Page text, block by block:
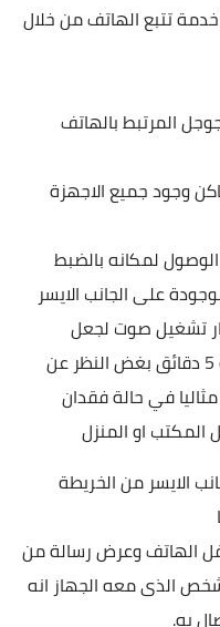
تتبع الهاتف من خلال
المرتبط بالهاتف
وجود جميع الاجهزة
لمكانه بالضبط
على الجانب الايسر
تشغيل صوت لجعل
الهاتف يرن بصوت عال لمدة 5 دقائق بغض النظر عن
في حالة فقدان
او المنزل
الايسر من الخريطة
الهاتف وعرض رسالة من
الذى معه الجهاز انه
به.